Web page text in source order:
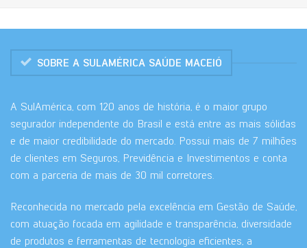
SOBRE A SULAMÉRICA SAÚDE MACEIÓ
A SulAmérica, com 120 anos de história, é o maior grupo
segurador independente do Brasil e está entre as mais sólidas
e de maior credibilidade do mercado. Possui mais de 7 milhões
de clientes em Seguros, Previdência e Investimentos e conta
com a parceria de mais de 30 mil corretores.
Reconhecida no mercado pela excelência em Gestão de Saúde,
com atuação focada em agilidade e transparência, diversidade
de produtos e ferramentas de tecnologia eficientes, a